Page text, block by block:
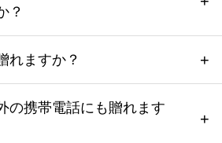
？
れますか？
の携帯電話にも贈れます